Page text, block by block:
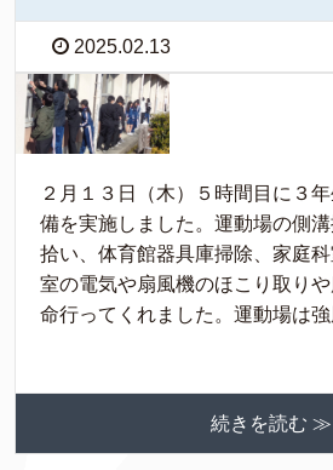
2025.02.13
２月１３日（木）５時間目に３
備を実施しました。運動場の側
拾い、体育館器具庫掃除、家庭
室の電気や扇風機のほこり取り
命行ってくれました。運動場は
続きを読む ≫